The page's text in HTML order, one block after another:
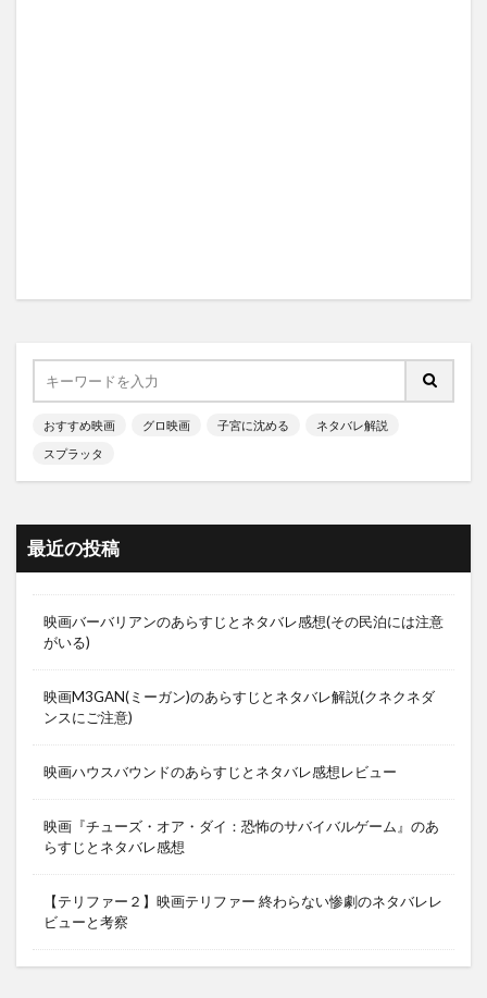
おすすめ映画 グロ映画 子宮に沈める
ネタバレ解説
スプラッタ
最近の投稿
映画バーバリアンのあらすじとネタバレ感想(その民泊には注意
がいる)
映画M3GAN(ミーガン)のあらすじとネタバレ解説(クネクネダ
ンスにご注意)
映画ハウスバウンドのあらすじとネタバレ感想レビュー
映画『チューズ・オア・ダイ：恐怖のサバイバルゲーム』のあ
らすじとネタバレ感想
【テリファー２】映画テリファー 終わらない惨劇のネタバレレ
ビューと考察